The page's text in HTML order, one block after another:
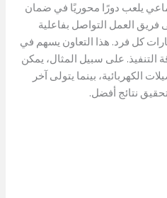
يلعب دورًا محوريًا في ضمان
العمل التواصل بفاعلية
كل فرد. هذا التعاون يسهم في
التنفيذ. على سبيل المثال، يمكن
الكهربائية، بينما يتولى آخر
نتائج أفضل.